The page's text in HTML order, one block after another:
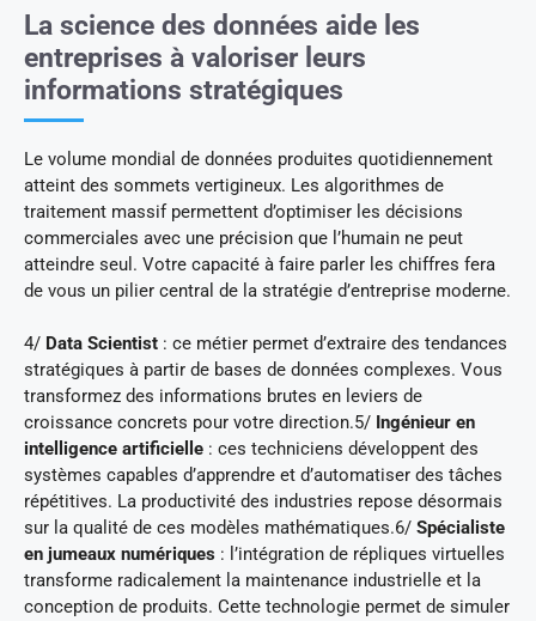
La science des données aide les
entreprises à valoriser leurs
informations stratégiques
Le volume mondial de données produites quotidiennement
atteint des sommets vertigineux. Les algorithmes de
traitement massif permettent d’optimiser les décisions
commerciales avec une précision que l’humain ne peut
atteindre seul. Votre capacité à faire parler les chiffres fera
de vous un pilier central de la stratégie d’entreprise moderne.
4/ Data Scientist : ce métier permet d’extraire des tendances
stratégiques à partir de bases de données complexes. Vous
transformez des informations brutes en leviers de
croissance concrets pour votre direction.5/ Ingénieur en
intelligence artificielle : ces techniciens développent des
systèmes capables d’apprendre et d’automatiser des tâches
répétitives. La productivité des industries repose désormais
sur la qualité de ces modèles mathématiques.6/ Spécialiste
en jumeaux numériques : l’intégration de répliques virtuelles
transforme radicalement la maintenance industrielle et la
conception de produits. Cette technologie permet de simuler